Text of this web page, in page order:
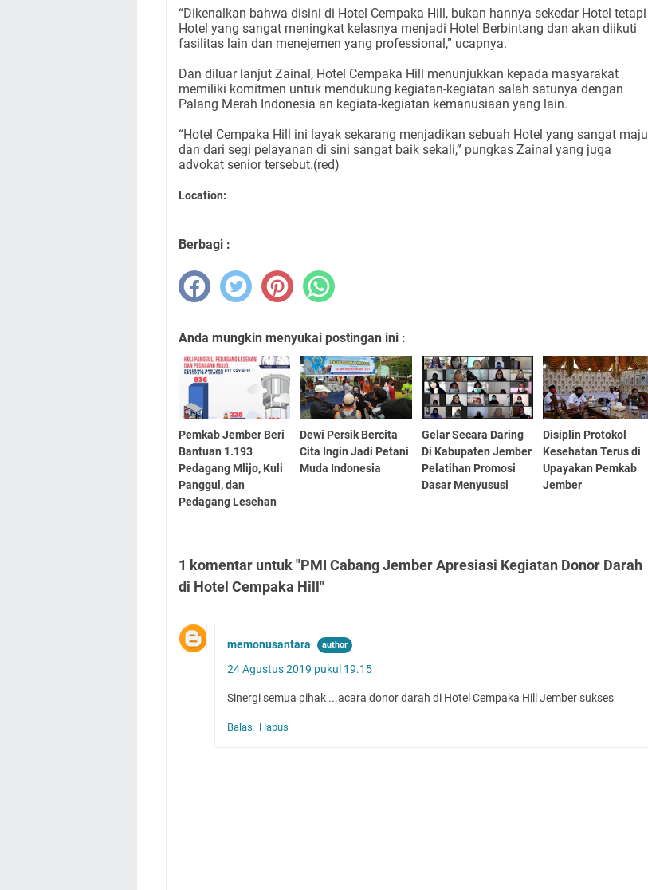
“Dikenalkan bahwa disini di Hotel Cempaka Hill, bukan hannya sekedar Hotel tetapi
Hotel yang sangat meningkat kelasnya menjadi Hotel Berbintang dan akan diikuti
fasilitas lain dan menejemen yang professional,” ucapnya.
Dan diluar lanjut Zainal, Hotel Cempaka Hill menunjukkan kepada masyarakat
memiliki komitmen untuk mendukung kegiatan-kegiatan salah satunya dengan
Palang Merah Indonesia an kegiata-kegiatan kemanusiaan yang lain.
“Hotel Cempaka Hill ini layak sekarang menjadikan sebuah Hotel yang sangat maju
dan dari segi pelayanan di sini sangat baik sekali,” pungkas Zainal yang juga
advokat senior tersebut.(red)
Location:
Berbagi :
Anda mungkin menyukai postingan ini :
Pemkab Jember Beri
Bantuan 1.193
Pedagang Mlijo, Kuli
Panggul, dan
Pedagang Lesehan
Dewi Persik Bercita
Cita Ingin Jadi Petani
Muda Indonesia
Gelar Secara Daring
Di Kabupaten Jember
Pelatihan Promosi
Dasar Menyususi
Disiplin Protokol
Kesehatan Terus di
Upayakan Pemkab
Jember
1 komentar untuk "PMI Cabang Jember Apresiasi Kegiatan Donor Darah
di Hotel Cempaka Hill"
memonusantara
24 Agustus 2019 pukul 19.15
Sinergi semua pihak ...acara donor darah di Hotel Cempaka Hill Jember sukses
Balas Hapus